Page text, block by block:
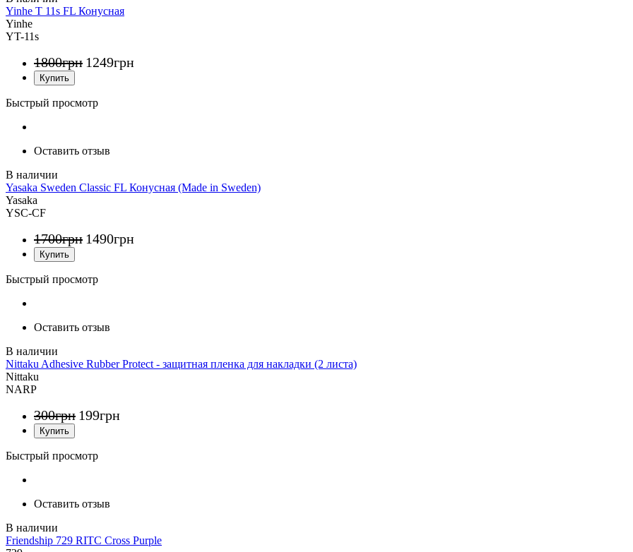
Yinhe T 11s FL Конусная
Yinhe
YT-11s
1800грн 1249грн
Быстрый просмотр
Оставить отзыв
Yasaka Sweden Classic FL Конусная (Made in Sweden)
Yasaka
YSC-CF
1700грн 1490грн
Быстрый просмотр
Оставить отзыв
Nittaku Adhesive Rubber Protect - защитная пленка для накладки (2 листа)
Nittaku
NARP
300грн 199грн
Быстрый просмотр
Оставить отзыв
Friendship 729 RITC Cross Purple